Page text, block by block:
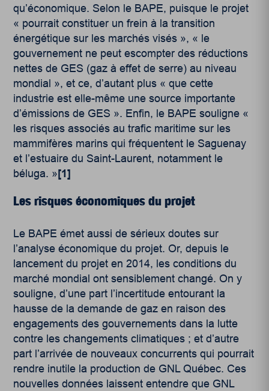
qu’économique. Selon le BAPE, puisque le projet
« pourrait constituer un frein à la transition
énergétique sur les marchés visés », « le
gouvernement ne peut escompter des réductions
nettes de GES (gaz à effet de serre) au niveau
mondial », et ce, d’autant plus « que cette
industrie est elle-même une source importante
d’émissions de GES ». Enfin, le BAPE souligne «
les risques associés au trafic maritime sur les
mammifères marins qui fréquentent le Saguenay
et l’estuaire du Saint-Laurent, notamment le
béluga. » [1]
Les risques économiques du projet
Le BAPE émet aussi de sérieux doutes sur
l’analyse économique du projet. Or, depuis le
lancement du projet en 2014, les conditions du
marché mondial ont sensiblement changé. On y
souligne, d’une part l’incertitude entourant la
hausse de la demande de gaz en raison des
engagements des gouvernements dans la lutte
contre les changements climatiques ; et d’autre
part l’arrivée de nouveaux concurrents qui pourrait
rendre inutile la production de GNL Québec. Ces
nouvelles données laissent entendre que GNL